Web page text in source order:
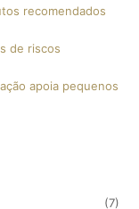
recomendados
de riscos
apoia pequenos
(7)